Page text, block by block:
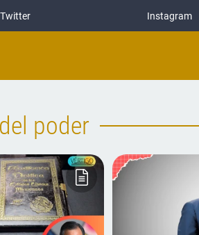
Twitter Instagram
poder